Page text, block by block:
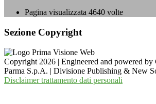
Pagina visualizzata 4640 volte
Sezione Copyright
Copyright 2026 | Engineered and powered by
Parma S.p.A. | Divisione Publishing & New
Disclaimer trattamento dati personali